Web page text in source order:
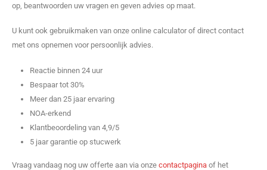
op, beantwoorden uw vragen en geven advies op maat.
U kunt ook gebruikmaken van onze online calculator of direct contact
met ons opnemen voor persoonlijk advies.
Reactie binnen 24 uur
Bespaar tot 30%
Meer dan 25 jaar ervaring
NOA-erkend
Klantbeoordeling van 4,9/5
5 jaar garantie op stucwerk
Vraag vandaag nog uw offerte aan via onze contactpagina of het